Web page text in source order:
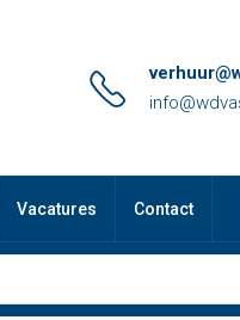
Vacatures Contact